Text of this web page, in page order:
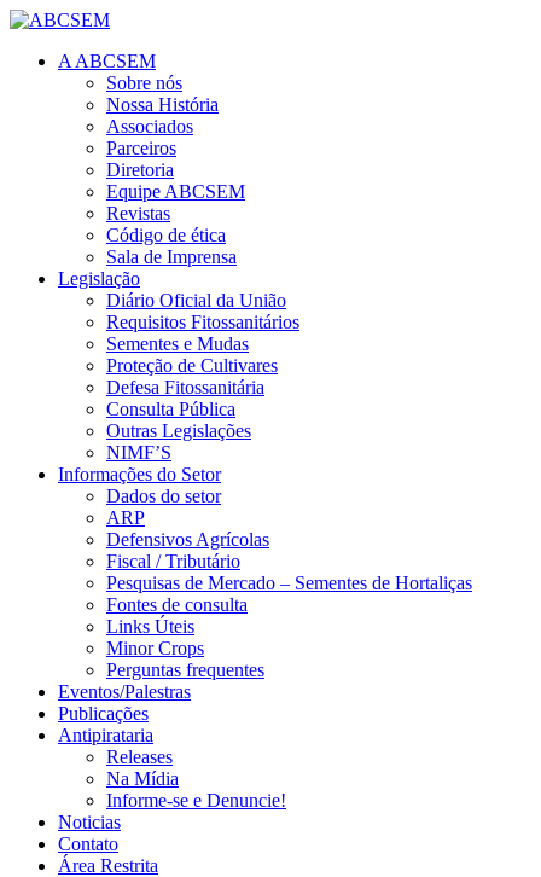
A ABCSEM
Sobre nós
Nossa História
Associados
Parceiros
Diretoria
Equipe ABCSEM
Revistas
Código de ética
Sala de Imprensa
Legislação
Diário Oficial da União
Requisitos Fitossanitários
Sementes e Mudas
Proteção de Cultivares
Defesa Fitossanitária
Consulta Pública
Outras Legislações
NIMF’S
Informações do Setor
Dados do setor
ARP
Defensivos Agrícolas
Fiscal / Tributário
Pesquisas de Mercado – Sementes de Hortaliças
Fontes de consulta
Links Úteis
Minor Crops
Perguntas frequentes
Eventos/Palestras
Publicações
Antipirataria
Releases
Na Mídia
Informe-se e Denuncie!
Noticias
Contato
Área Restrita